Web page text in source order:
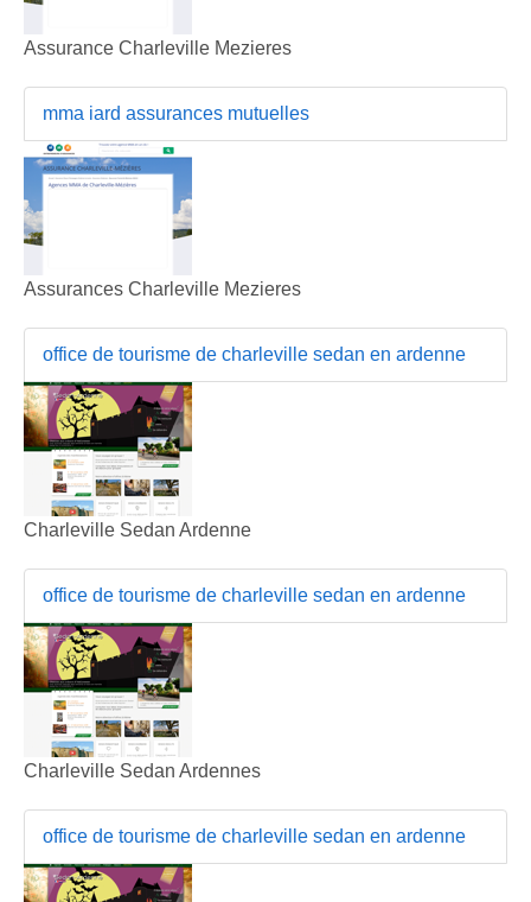
Assurance Charleville Mezieres
mma iard assurances mutuelles
Assurances Charleville Mezieres
office de tourisme de charleville sedan en ardenne
Charleville Sedan Ardenne
office de tourisme de charleville sedan en ardenne
Charleville Sedan Ardennes
office de tourisme de charleville sedan en ardenne